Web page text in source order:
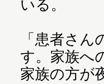
いる。
「患者さ
す。家族へ
家族の方が